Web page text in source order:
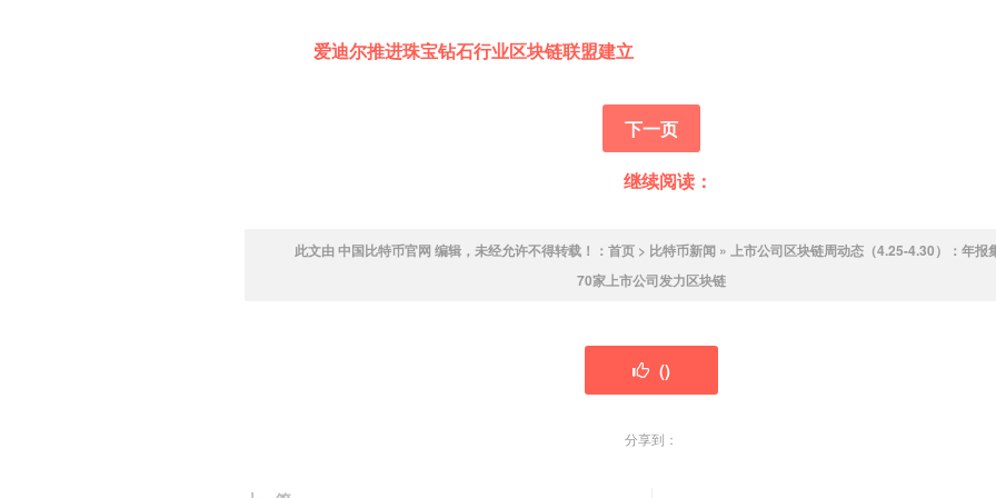
爱迪尔推进珠宝钻石行业区块链联盟建立
下一页
继续阅读：
此文由 中国比特币官网 编辑，未经允许不得转载！： 首页 > 比特币新闻 » 上市公司区块链周动态（4.25-4.30）：年报
70家上市公司发力区块链
()
分享到：